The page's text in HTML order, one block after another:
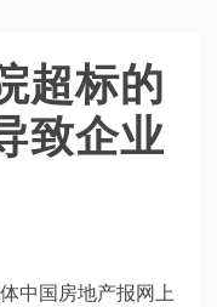
超标的
致企业
中国房地产报网上